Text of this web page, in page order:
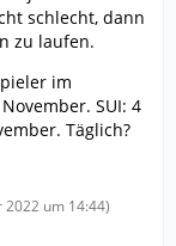
schlecht, dann
zu laufen.
im
SUI: 4
Täglich?
2022 um 14:44)